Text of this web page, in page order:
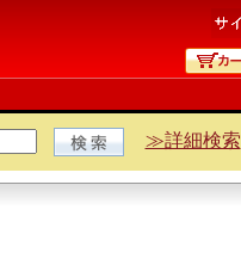
≫詳細検索